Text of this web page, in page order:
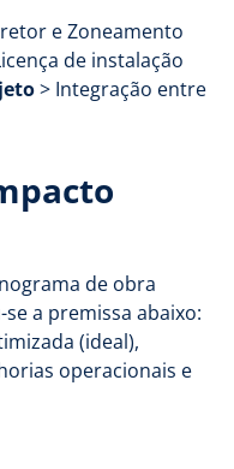
e Zoneamento
de instalação
> Integração entre
de obra
a premissa abaixo:
(ideal),
operacionais e